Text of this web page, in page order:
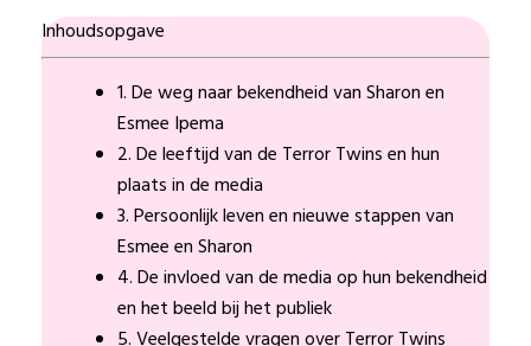
Inhoudsopgave
1. De weg naar bekendheid van Sharon en
Esmee Ipema
2. De leeftijd van de Terror Twins en hun
plaats in de media
3. Persoonlijk leven en nieuwe stappen van
Esmee en Sharon
4. De invloed van de media op hun bekendheid
en het beeld bij het publiek